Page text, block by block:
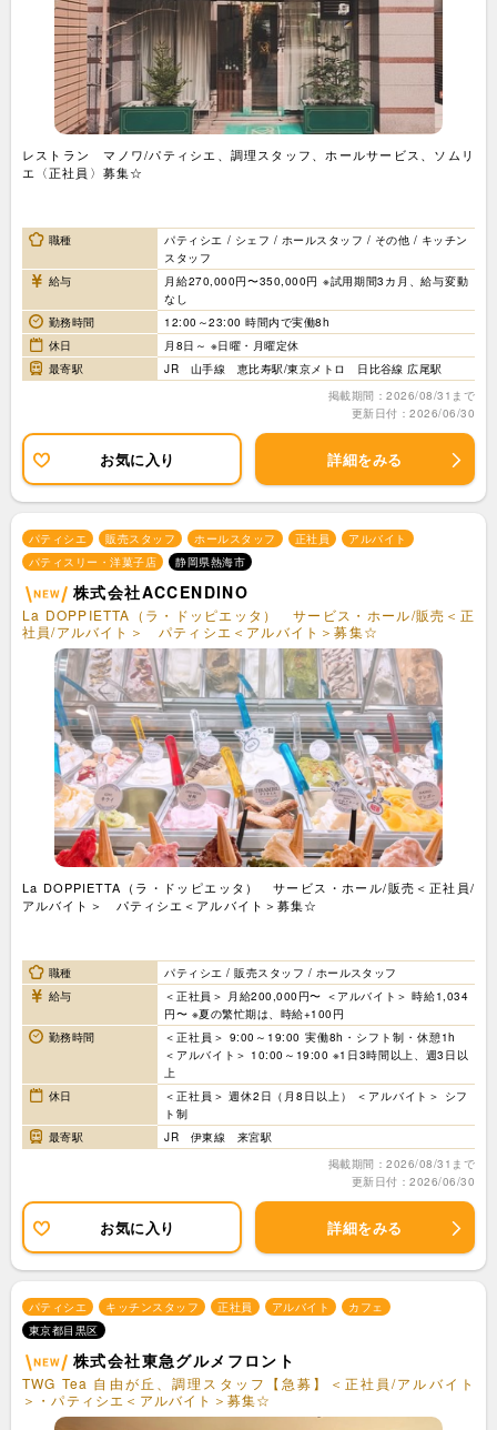
レストラン マノワ/パティシエ、調理スタッフ、ホールサービス、ソムリ
エ〈正社員〉募集☆
職種
パティシエ / シェフ / ホールスタッフ / その他 / キッチン
スタッフ
給与
月給270,000円〜350,000円 ※試用期間3カ月、給与変動
なし
勤務時間
12:00～23:00 時間内で実働8h
休日
月8日～ ※日曜・月曜定休
最寄駅
JR 山手線 恵比寿駅/東京メトロ 日比谷線 広尾駅
掲載期間：2026/08/31まで
更新日付：2026/06/30
お気に入り 詳細をみる
パティシエ 販売スタッフ ホールスタッフ 正社員
アルバイト
パティスリー・洋菓子店
静岡県熱海市
株式会社ACCENDINO
La DOPPIETTA（ラ・ドッピエッタ） サービス・ホール/販売＜正
社員/アルバイト＞ パティシエ＜アルバイト＞募集☆
La DOPPIETTA（ラ・ドッピエッタ） サービス・ホール/販売＜正社員/
アルバイト＞ パティシエ＜アルバイト＞募集☆
職種
パティシエ / 販売スタッフ / ホールスタッフ
給与
＜正社員＞ 月給200,000円〜 ＜アルバイト＞ 時給1,034
円〜 ※夏の繁忙期は、時給+100円
勤務時間
＜正社員＞ 9:00～19:00 実働8h・シフト制・休憩1h
＜アルバイト＞ 10:00～19:00 ※1日3時間以上、週3日以
上
休日
＜正社員＞ 週休2日（月8日以上） ＜アルバイト＞ シフ
ト制
最寄駅
JR 伊東線 来宮駅
掲載期間：2026/08/31まで
更新日付：2026/06/30
お気に入り 詳細をみる
パティシエ キッチンスタッフ 正社員 アルバイト
カフェ
東京都目黒区
株式会社東急グルメフロント
TWG Tea 自由が丘、調理スタッフ【急募】＜正社員/アルバイト
＞・パティシエ＜アルバイト＞募集☆